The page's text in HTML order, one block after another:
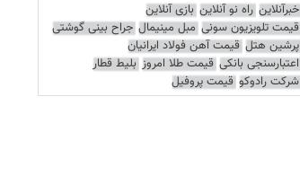
خبرآنلاین راه نو آنلاین بازی آنلاین
قیمت تلویزیون سونی مبل مینیمال جراح بینی گوشتی
پرشین هتل قیمت آهن فولاد ایرانیان
اعتبارسنجی بانکی قیمت طلا امروز بلیط قطار
شرکت رادوکو قیمت پروفیل